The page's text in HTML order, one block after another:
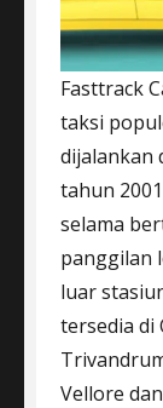
Fasttrack
taksi
dijalankan
tahun
selama
panggilan
luar
tersedia di
Vellore